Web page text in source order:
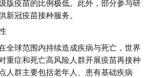
版疫苗的比例极低。此外，部分参与研
新冠疫苗接种服务。
全球范围内持续造成疾病与死亡，世界
重症和死亡高风险人群开展疫苗再接种
人群主要包括老年人、患有基础疾病